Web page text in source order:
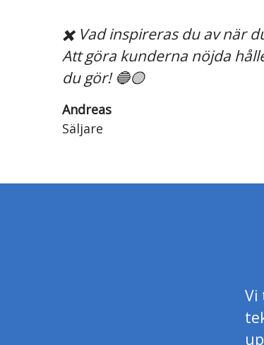
✖️ Vad inspireras du av när
Att göra kunderna nöjda
du gör! 🔵🟡
Andreas
Säljare
Vi